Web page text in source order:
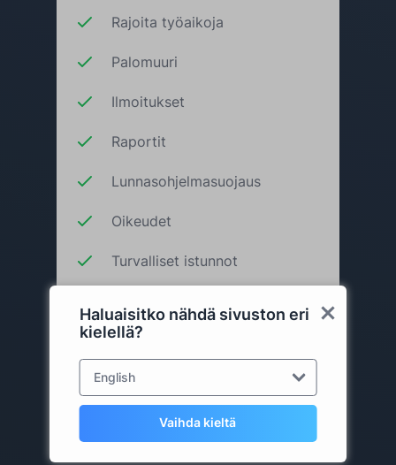
Haluaisitko nähdä sivuston eri
kielellä?
English
Vaihda kieltä
Rajoita työaikoja
Palomuuri
Ilmoitukset
Raportit
Lunnasohjelmasuojaus
Oikeudet
Turvalliset istunnot
sis. ALV:n ulkopuolella